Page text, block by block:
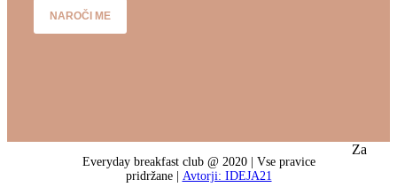
NAROČI ME
Everyday breakfast club @ 2020 | Vse pravice
pridržane | Avtorji: IDEJA21
Za